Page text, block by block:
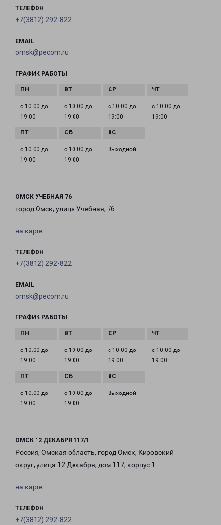
ТЕЛЕФОН
+7(3812) 292-822
EMAIL
omsk@pecom.ru
ГРАФИК РАБОТЫ
с 10:00 до
19:00
с 10:00 до
19:00
с 10:00 до
19:00
с 10:00 до
19:00
с 10:00 до
19:00
с 10:00 до
19:00
Выходной
ОМСК УЧЕБНАЯ 76
город Омск, улица Учебная, 76
на карте
ТЕЛЕФОН
+7(3812) 292-822
EMAIL
omsk@pecom.ru
ГРАФИК РАБОТЫ
с 10:00 до
19:00
с 10:00 до
19:00
с 10:00 до
19:00
с 10:00 до
19:00
с 10:00 до
19:00
с 10:00 до
19:00
Выходной
ОМСК 12 ДЕКАБРЯ 117/1
Россия, Омская область, город Омск, Кировский
округ, улица 12 Декабря, дом 117, корпус 1
на карте
ТЕЛЕФОН
+7(3812) 292-822